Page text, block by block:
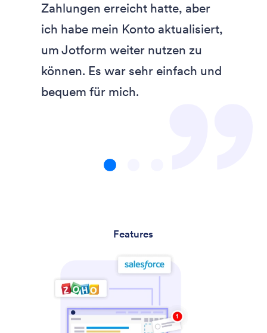
”
Zahlungen erreicht hatte, aber
ich habe mein Konto aktualisiert,
um Jotform weiter nutzen zu
können. Es war sehr einfach und
bequem für mich.
Testimonial
Features